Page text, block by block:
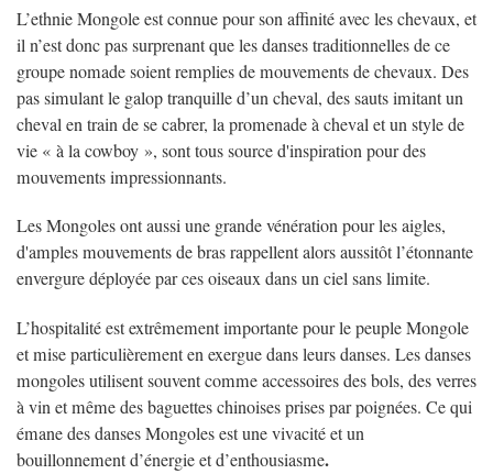
L’ethnie Mongole est connue pour son affinité avec les chevaux, et
il n’est donc pas surprenant que les danses traditionnelles de ce
groupe nomade soient remplies de mouvements de chevaux. Des
pas simulant le galop tranquille d’un cheval, des sauts imitant un
cheval en train de se cabrer, la promenade à cheval et un style de
vie « à la cowboy », sont tous source d'inspiration pour des
mouvements impressionnants.
Les Mongoles ont aussi une grande vénération pour les aigles,
d'amples mouvements de bras rappellent alors aussitôt l’étonnante
envergure déployée par ces oiseaux dans un ciel sans limite.
L’hospitalité est extrêmement importante pour le peupleMongole
et mise particulièrement en exergue dans leurs danses. Les danses
mongoles utilisent souvent comme accessoires des bols, des verres
à vin et même des baguettes chinoises prises par poignées. Ce qui
émane des danses Mongoles est une vivacité et un
bouillonnement d’énergie et d’enthousiasme.